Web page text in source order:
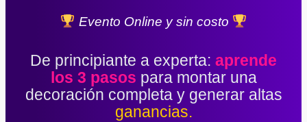
Evento Online y sin costo
De principiante a experta: aprende
los 3 pasos para montar una
decoración completa y generar altas
ganancias.